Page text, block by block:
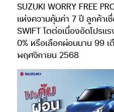
SUZUKI WORRY FREE
แห่งความคุ้มค่า 7 ปี ลูกค้าเ
SWIFT โตต่อเนื่องอัดโปรแ
0% หรือเลือกผ่อนนาน 99
พฤศจิกายน 2568